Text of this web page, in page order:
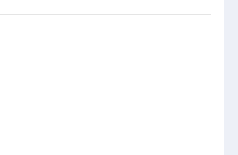
书撰写，从复杂实验实施到科
JENNIO-LAB）依托全链式科
研究课题全周期赋能计划"，
落地的完整解决方案。